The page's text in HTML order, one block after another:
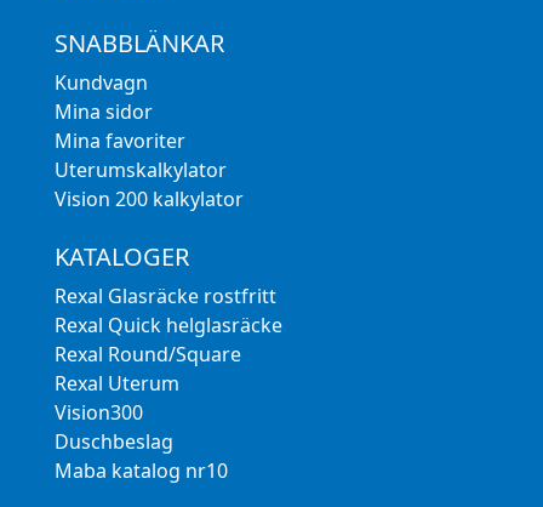
SNABBLÄNKAR
Kundvagn
Mina sidor
Mina favoriter
Uterumskalkylator
Vision 200 kalkylator
KATALOGER
Rexal Glasräcke rostfritt
Rexal Quick helglasräcke
Rexal Round/Square
Rexal Uterum
Vision300
Duschbeslag
Maba katalog nr10